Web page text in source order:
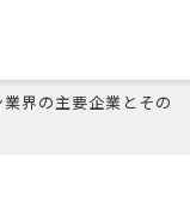
業界の主要企業とその